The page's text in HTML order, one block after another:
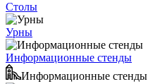
Столы
Урны
Информационные стенды
Информационные стенды